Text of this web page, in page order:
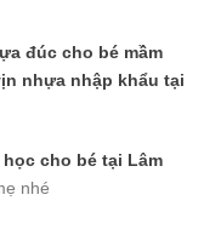
đúc cho bé mầm
nhựa nhập khẩu tại
cho bé tại Lâm
nhé